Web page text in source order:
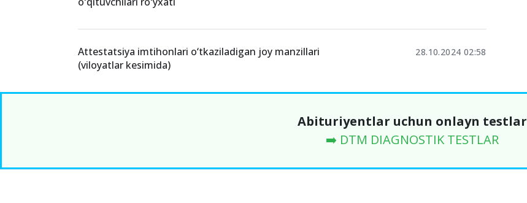
Attestatsiya imtihonlari o‘tkaziladigan joy manzillari
(viloyatlar kesimida)
28.10.2024 02:58
Abituriyentlar uchun onlayn testlar
➡️ DTM DIAGNOSTIK TESTLAR